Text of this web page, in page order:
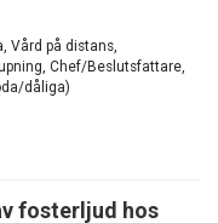
Vård på distans,
Chef/Beslutsfattare,
dåliga)
fosterljud hos